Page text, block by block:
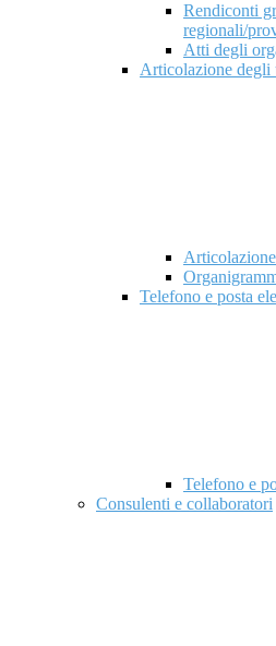
Rendiconti
regionali/
Atti degli
Articolazione degli
Telefono e posta
Telefono e
Consulenti e collaboratori